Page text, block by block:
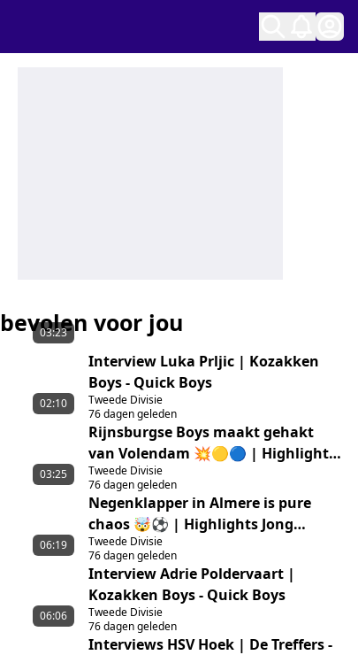
voor jou
03:23
Interview Luka Prljic | Kozakken
Boys - Quick Boys
Tweede Divisie
76 dagen geleden
02:10
Rijnsburgse Boys maakt gehakt
van Volendam 💥🟡🔵 | Highlights
Rijnsburgse Boys – RKAV Volendam
Tweede Divisie
76 dagen geleden
03:25
Negenklapper in Almere is pure
chaos 🤯⚽ | Highlights Jong
Almere City FC – GVVV
Tweede Divisie
76 dagen geleden
06:19
Interview Adrie Poldervaart |
Kozakken Boys - Quick Boys
Tweede Divisie
76 dagen geleden
06:06
Interviews HSV Hoek | De Treffers -